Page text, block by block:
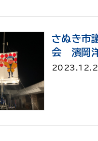
さぬき市
会 濱岡